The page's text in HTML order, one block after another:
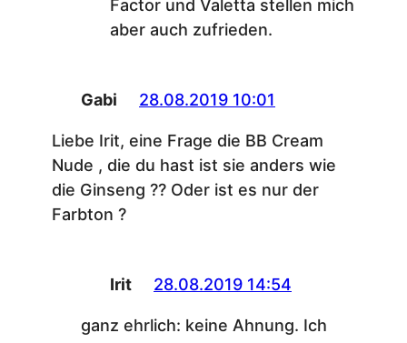
Factor und Valetta stellen mich
aber auch zufrieden.
Gabi 28.08.2019 10:01
Liebe Irit, eine Frage die BB Cream
Nude , die du hast ist sie anders wie
die Ginseng ?? Oder ist es nur der
Farbton ?
Irit 28.08.2019 14:54
ganz ehrlich: keine Ahnung. Ich